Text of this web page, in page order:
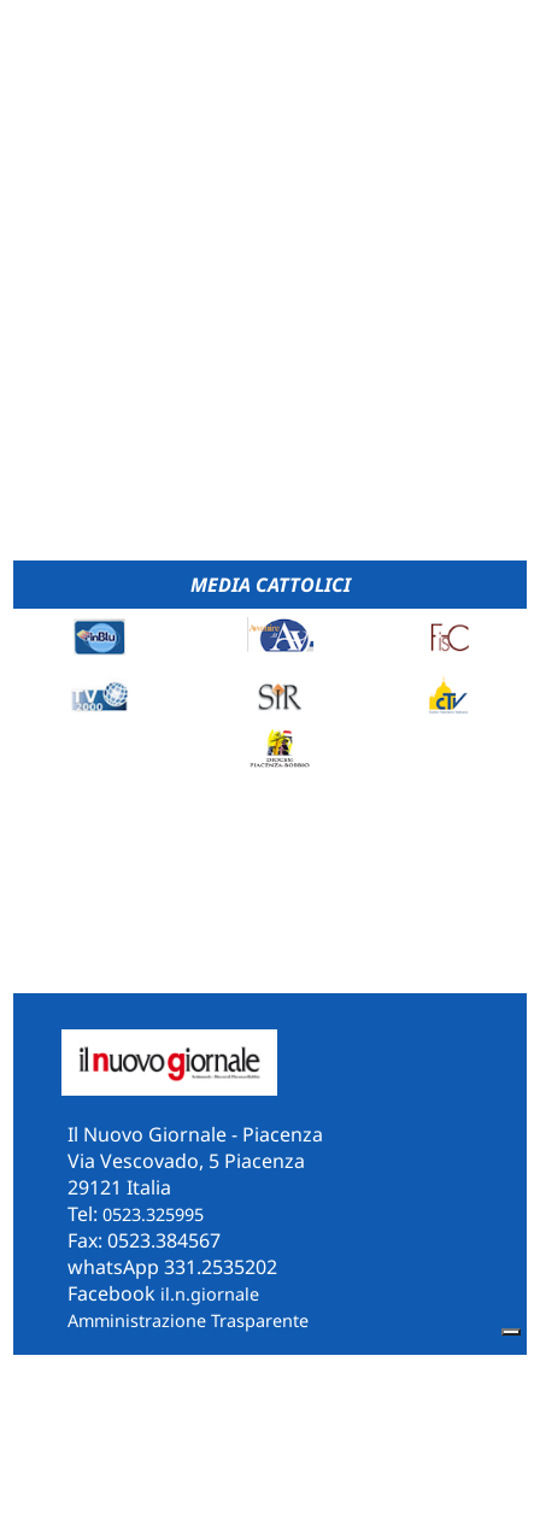
MEDIA CATTOLICI
Il Nuovo Giornale - Piacenza
Via Vescovado, 5 Piacenza
29121 Italia
Tel: 0523.325995
Fax: 0523.384567
whatsApp 331.2535202
Facebook il.n.giornale
Amministrazione Trasparente